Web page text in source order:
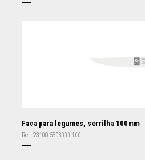
Faca para legumes, serrilha 100mm
Ref: 23100.5303000.100